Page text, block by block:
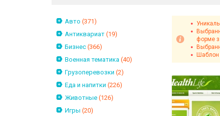
Авто (371)
Антиквариат (19)
Бизнес (366)
Военная тематика (40)
Грузоперевозки (2)
Еда и напитки (226)
Животные (126)
Игры (20)
форме
Шаблон